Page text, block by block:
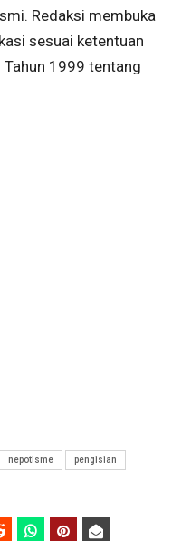
Redaksi membuka
sesuai ketentuan
1999 tentang
nepotisme pengisian